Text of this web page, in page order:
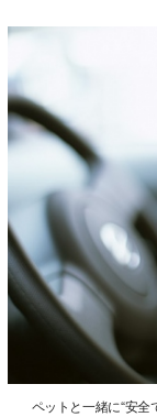
ペットと一緒に“安全